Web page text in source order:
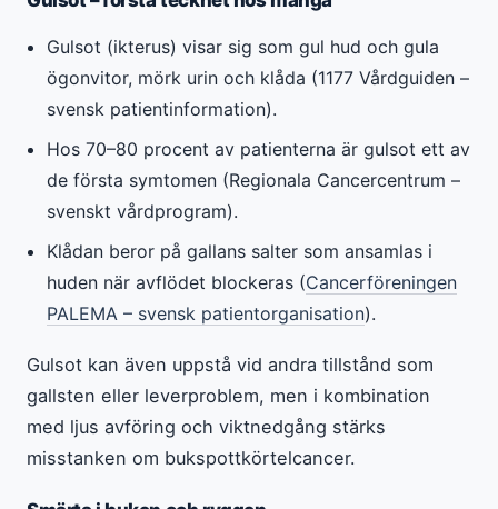
Gulsot (ikterus) visar sig som gul hud och gula
ögonvitor, mörk urin och klåda (1177 Vårdguiden –
svensk patientinformation).
Hos 70–80 procent av patienterna är gulsot ett av
de första symtomen (Regionala Cancercentrum –
svenskt vårdprogram).
Klådan beror på gallans salter som ansamlas i
huden när avflödet blockeras (Cancerföreningen
PALEMA – svensk patientorganisation).
Gulsot kan även uppstå vid andra tillstånd som
gallsten eller leverproblem, men i kombination
med ljus avföring och viktnedgång stärks
misstanken om bukspottkörtelcancer.